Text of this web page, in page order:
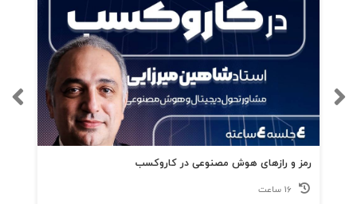
رمز و رازهای هوش مصنوعی در کاروکسب